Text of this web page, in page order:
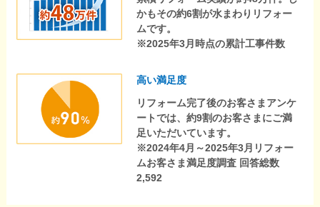
かもその約6割が水まわりリフォー
ムです。
※2025年3月時点の累計工事件数
高い満足度
リフォーム完了後のお客さまアンケ
ートでは、約9割のお客さまにご満
足いただいています。
※2024年4月～2025年3月リフォー
ムお客さま満足度調査 回答総数
2,592